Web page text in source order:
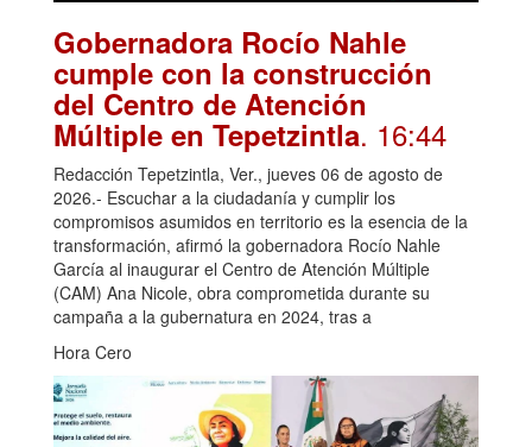
Gobernadora Rocío Nahle
cumple con la construcción
del Centro de Atención
Múltiple en Tepetzintla. 16:44
Redacción Tepetzintla, Ver., jueves 06 de agosto de
2026.- Escuchar a la ciudadanía y cumplir los
compromisos asumidos en territorio es la esencia de la
transformación, afirmó la gobernadora Rocío Nahle
García al inaugurar el Centro de Atención Múltiple
(CAM) Ana Nicole, obra comprometida durante su
campaña a la gubernatura en 2024, tras a
Hora Cero